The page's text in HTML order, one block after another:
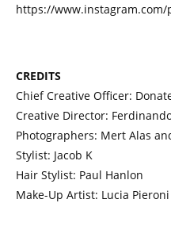
https://www.instagram.com/
CREDITS
Chief Creative Officer:
Creative Director:
Photographers: Mert Alas
Stylist: Jacob K
Hair Stylist: Paul Hanlon
Make-Up Artist: Lucia Pieroni